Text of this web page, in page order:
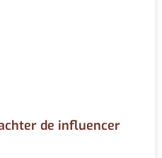
de influencer